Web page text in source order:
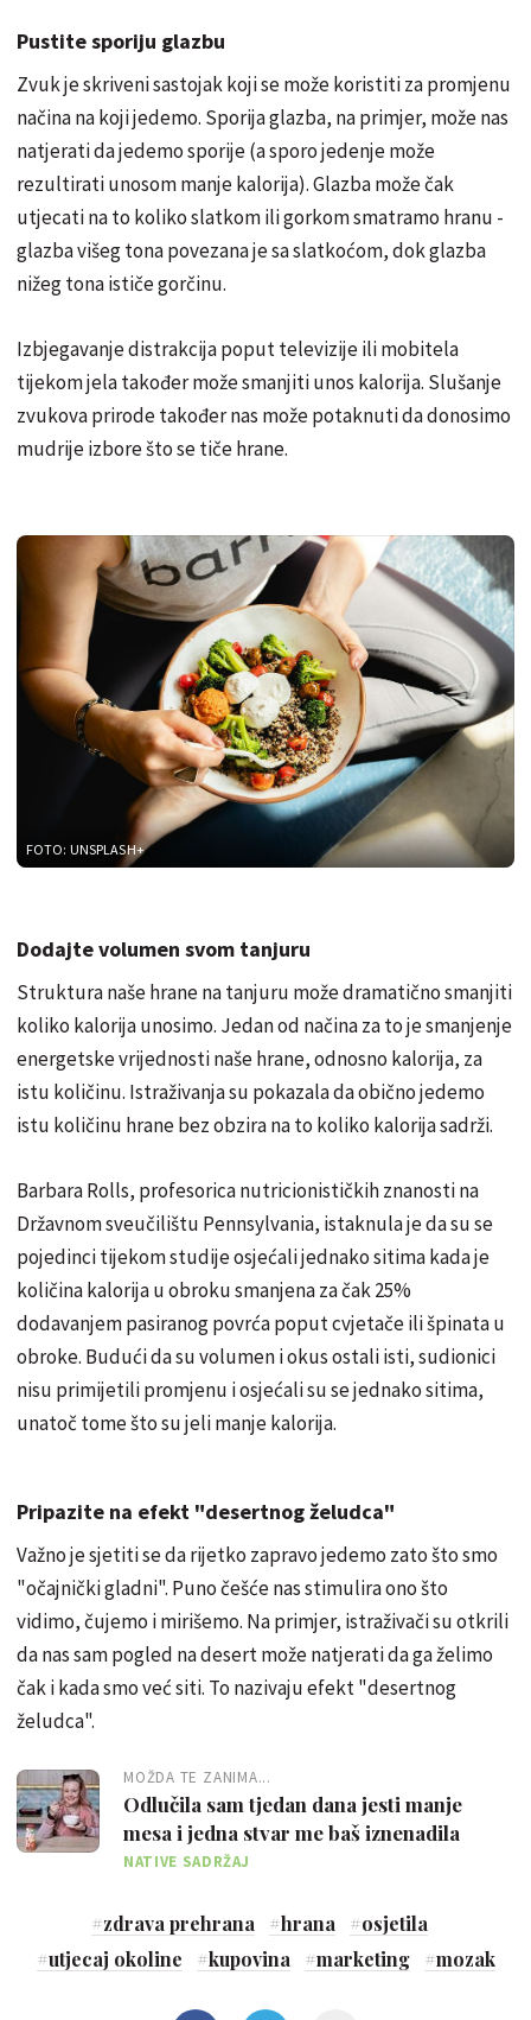
Pustite sporiju glazbu
Zvuk je skriveni sastojak koji se može koristiti za promjenu
načina na koji jedemo. Sporija glazba, na primjer, može nas
natjerati da jedemo sporije (a sporo jedenje može
rezultirati unosom manje kalorija). Glazba može čak
utjecati na to koliko slatkom ili gorkom smatramo hranu -
glazba višeg tona povezana je sa slatkoćom, dok glazba
nižeg tona ističe gorčinu.
Izbjegavanje distrakcija poput televizije ili mobitela
tijekom jela također može smanjiti unos kalorija. Slušanje
zvukova prirode također nas može potaknuti da donosimo
mudrije izbore što se tiče hrane.
FOTO: UNSPLASH+
Dodajte volumen svom tanjuru
Struktura naše hrane na tanjuru može dramatično smanjiti
koliko kalorija unosimo. Jedan od načina za to je smanjenje
energetske vrijednosti naše hrane, odnosno kalorija, za
istu količinu. Istraživanja su pokazala da obično jedemo
istu količinu hrane bez obzira na to koliko kalorija sadrži.
Barbara Rolls, profesorica nutricionističkih znanosti na
Državnom sveučilištu Pennsylvania, istaknula je da su se
pojedinci tijekom studije osjećali jednako sitima kada je
količina kalorija u obroku smanjena za čak 25%
dodavanjem pasiranog povrća poput cvjetače ili špinata u
obroke. Budući da su volumen i okus ostali isti, sudionici
nisu primijetili promjenu i osjećali su se jednako sitima,
unatoč tome što su jeli manje kalorija.
Pripazite na efekt "desertnog želudca"
Važno je sjetiti se da rijetko zapravo jedemo zato što smo
"očajnički gladni". Puno češće nas stimulira ono što
vidimo, čujemo i mirišemo. Na primjer, istraživači su otkrili
da nas sam pogled na desert može natjerati da ga želimo
čak i kada smo već siti. To nazivaju efekt "desertnog
želudca".
MOŽDA TE ZANIMA...
Odlučila sam tjedan dana jesti manje
mesa i jedna stvar me baš iznenadila
NATIVE SADRŽAJ
#zdrava prehrana #hrana #osjetila
#utjecaj okoline #kupovina #marketing #mozak